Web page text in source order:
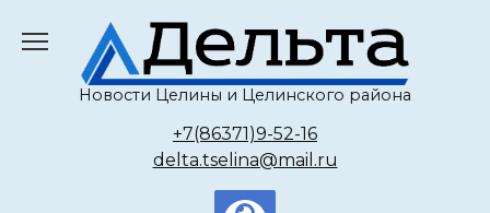
содержанию
Новости Целины и Целинского района
+7(86371)9-52-16
delta.tselina@mail.ru